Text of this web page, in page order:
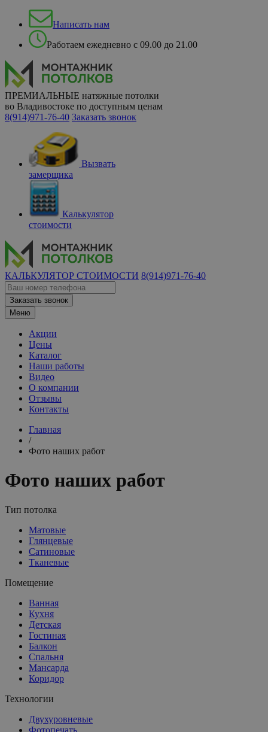
Написать нам
Работаем ежедневно с 09.00 до 21.00
ПРЕМИАЛЬНЫЕ натяжные потолки
во Владивостоке по доступным ценам
8(914)971-76-40 Заказать звонок
Вызвать
замерщика
Калькулятор
стоимости
КАЛЬКУЛЯТОР СТОИМОСТИ 8(914)971-76-40
Заказать звонок
Меню
Акции
Цены
Каталог
Наши работы
Видео
О компании
Отзывы
Контакты
Главная
/
Фото наших работ
Фото наших работ
Тип потолка
Матовые
Глянцевые
Сатиновые
Тканевые
Помещение
Ванная
Кухня
Детская
Гостиная
Балкон
Спальня
Мансарда
Коридор
Технологии
Двухуровневые
Фотопечать